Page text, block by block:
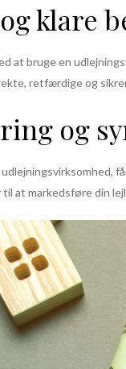
klare
at bruge en
retfærdige og
og
at markedsføre din